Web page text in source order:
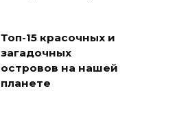
Топ-15 красочных и
загадочных
островов на нашей
планете